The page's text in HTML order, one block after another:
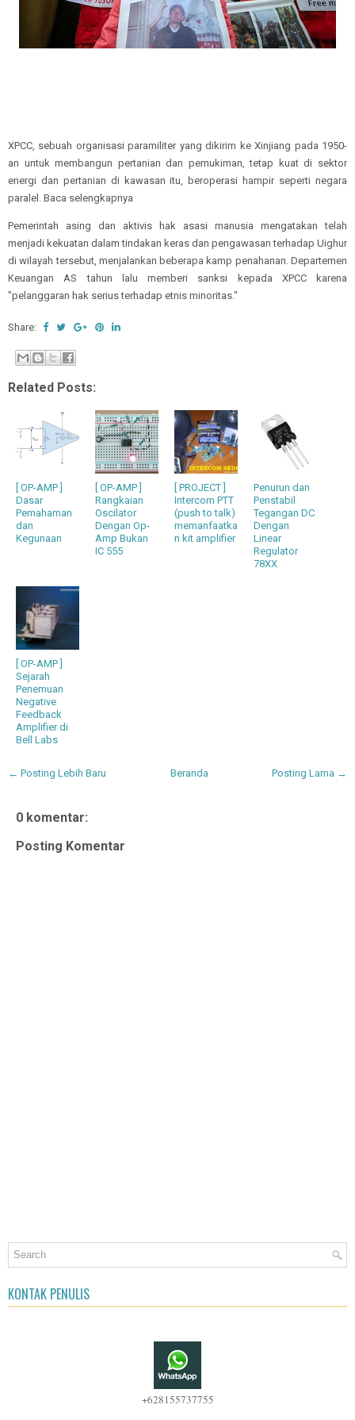
XPCC, sebuah organisasi paramiliter yang dikirim ke Xinjiang pada 1950-
an untuk membangun pertanian dan pemukiman, tetap kuat di sektor
energi dan pertanian di kawasan itu, beroperasi hampir seperti negara
paralel. Baca selengkapnya
Pemerintah asing dan aktivis hak asasi manusia mengatakan telah
menjadi kekuatan dalam tindakan keras dan pengawasan terhadap Uighur
di wilayah tersebut, menjalankan beberapa kamp penahanan. Departemen
Keuangan AS tahun lalu memberi sanksi kepada XPCC karena
"pelanggaran hak serius terhadap etnis minoritas."
Share:
Related Posts:
[ OP-AMP ]
Dasar
Pemahaman
dan
Kegunaan
[ OP-AMP ]
Rangkaian
Oscilator
Dengan Op-
Amp Bukan
IC 555
[ PROJECT ]
Intercom PTT
(push to talk)
memanfaatka
n kit amplifier
Penurun dan
Penstabil
Tegangan DC
Dengan
Linear
Regulator
78XX
[ OP-AMP ]
Sejarah
Penemuan
Negative
Feedback
Amplifier di
Bell Labs
← Posting Lebih Baru Posting Lama →
Beranda
0 komentar:
Posting Komentar
KONTAK PENULIS
+628155737755